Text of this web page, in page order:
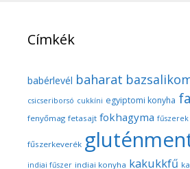
Címkék
babérlevél baharat
csicseriborsó cukkíni egyiptomi konyha
fenyőmag fetasajt fokhagyma fűszerek
fűszerkeverék
indiai fűszer indiai konyha kakukkfű